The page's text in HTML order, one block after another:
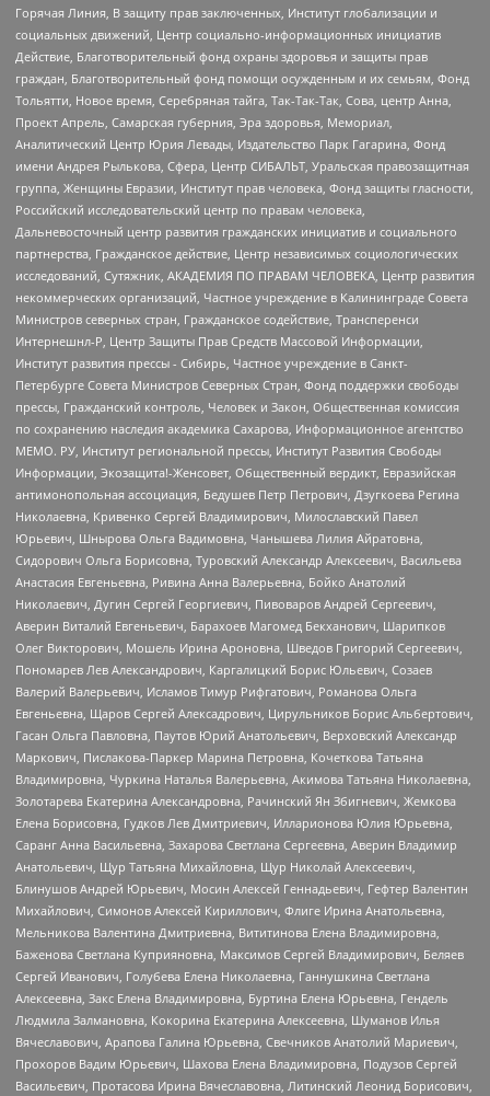
Горячая Линия, В защиту прав заключенных, Институт глобализации и
социальных движений, Центр социально-информационных инициатив
Действие, Благотворительный фонд охраны здоровья и защиты прав
граждан, Благотворительный фонд помощи осужденным и их семьям, Фонд
Тольятти, Новое время, Серебряная тайга, Так-Так-Так, Сова, центр Анна,
Проект Апрель, Самарская губерния, Эра здоровья, Мемориал,
Аналитический Центр Юрия Левады, Издательство Парк Гагарина, Фонд
имени Андрея Рылькова, Сфера, Центр СИБАЛЬТ, Уральская правозащитная
группа, Женщины Евразии, Институт прав человека, Фонд защиты гласности,
Российский исследовательский центр по правам человека,
Дальневосточный центр развития гражданских инициатив и социального
партнерства, Гражданское действие, Центр независимых социологических
исследований, Сутяжник, АКАДЕМИЯ ПО ПРАВАМ ЧЕЛОВЕКА, Центр развития
некоммерческих организаций, Частное учреждение в Калининграде Совета
Министров северных стран, Гражданское содействие, Трансперенси
Интернешнл-Р, Центр Защиты Прав Средств Массовой Информации,
Институт развития прессы - Сибирь, Частное учреждение в Санкт-
Петербурге Совета Министров Северных Стран, Фонд поддержки свободы
прессы, Гражданский контроль, Человек и Закон, Общественная комиссия
по сохранению наследия академика Сахарова, Информационное агентство
МЕМО. РУ, Институт региональной прессы, Институт Развития Свободы
Информации, Экозащита!-Женсовет, Общественный вердикт, Евразийская
антимонопольная ассоциация, Бедушев Петр Петрович, Дзугкоева Регина
Николаевна, Кривенко Сергей Владимирович, Милославский Павел
Юрьевич, Шнырова Ольга Вадимовна, Чанышева Лилия Айратовна,
Сидорович Ольга Борисовна, Туровский Александр Алексеевич, Васильева
Анастасия Евгеньевна, Ривина Анна Валерьевна, Бойко Анатолий
Николаевич, Дугин Сергей Георгиевич, Пивоваров Андрей Сергеевич,
Аверин Виталий Евгеньевич, Барахоев Магомед Бекханович, Шарипков
Олег Викторович, Мошель Ирина Ароновна, Шведов Григорий Сергеевич,
Пономарев Лев Александрович, Каргалицкий Борис Юльевич, Созаев
Валерий Валерьевич, Исламов Тимур Рифгатович, Романова Ольга
Евгеньевна, Щаров Сергей Алексадрович, Цирульников Борис Альбертович,
Гасан Ольга Павловна, Паутов Юрий Анатольевич, Верховский Александр
Маркович, Пислакова-Паркер Марина Петровна, Кочеткова Татьяна
Владимировна, Чуркина Наталья Валерьевна, Акимова Татьяна Николаевна,
Золотарева Екатерина Александровна, Рачинский Ян Збигневич, Жемкова
Елена Борисовна, Гудков Лев Дмитриевич, Илларионова Юлия Юрьевна,
Саранг Анна Васильевна, Захарова Светлана Сергеевна, Аверин Владимир
Анатольевич, Щур Татьяна Михайловна, Щур Николай Алексеевич,
Блинушов Андрей Юрьевич, Мосин Алексей Геннадьевич, Гефтер Валентин
Михайлович, Симонов Алексей Кириллович, Флиге Ирина Анатольевна,
Мельникова Валентина Дмитриевна, Вититинова Елена Владимировна,
Баженова Светлана Куприяновна, Максимов Сергей Владимирович, Беляев
Сергей Иванович, Голубева Елена Николаевна, Ганнушкина Светлана
Алексеевна, Закс Елена Владимировна, Буртина Елена Юрьевна, Гендель
Людмила Залмановна, Кокорина Екатерина Алексеевна, Шуманов Илья
Вячеславович, Арапова Галина Юрьевна, Свечников Анатолий Мариевич,
Прохоров Вадим Юрьевич, Шахова Елена Владимировна, Подузов Сергей
Васильевич, Протасова Ирина Вячеславовна, Литинский Леонид Борисович,